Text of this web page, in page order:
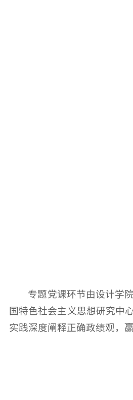
专题党课环节由设计学
国特色社会主义思想研究中
实践深度阐释正确政绩观，